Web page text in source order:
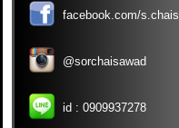
facebook.com/
@sorchaisawad
id : 0909937278